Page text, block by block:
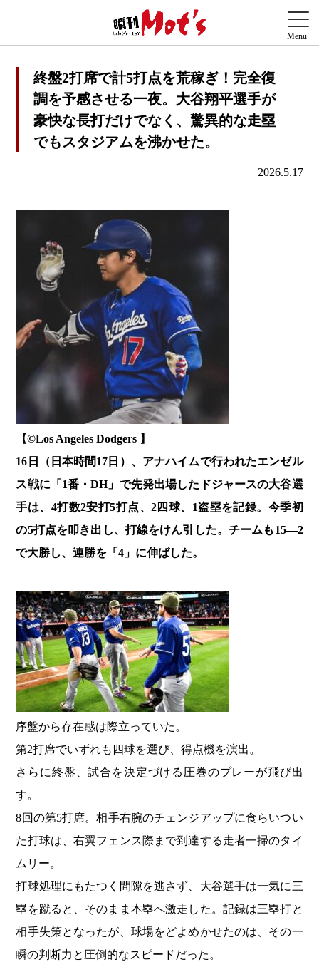
終盤2打席で計5打点を荒稼ぎ！完全復
調を予感させる一夜。大谷翔平選手が
豪快な長打だけでなく、驚異的な走塁
でもスタジアムを沸かせた。
2026.5.17
【©️Los Angeles Dodgers 】
16日（日本時間17日）、アナハイムで行われたエンゼル
ス戦に「1番・DH」で先発出場したドジャースの大谷選
手は、4打数2安打5打点、2四球、1盗塁を記録。今季初
の5打点を叩き出し、打線をけん引した。チームも15―2
で大勝し、連勝を「4」に伸ばした。
序盤から存在感は際立っていた。
第2打席でいずれも四球を選び、得点機を演出。
さらに終盤、試合を決定づける圧巻のプレーが飛び出
す。
8回の第5打席。相手右腕のチェンジアップに食らいつい
た打球は、右翼フェンス際まで到達する走者一掃のタイ
ムリー。
打球処理にもたつく間隙を逃さず、大谷選手は一気に三
塁を蹴ると、そのまま本塁へ激走した。記録は三塁打と
相手失策となったが、球場をどよめかせたのは、その一
瞬の判断力と圧倒的なスピードだった。